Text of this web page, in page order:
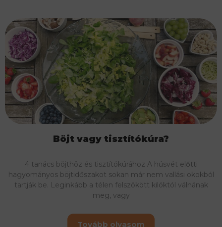
Böjt vagy tisztítókúra?
4 tanács böjthöz és tisztítókúrához A húsvét előtti
hagyományos böjtidőszakot sokan már nem vallási okokból
tartják be. Leginkább a télen felszökött kilóktól válnának
meg, vagy
Tovább olvasom